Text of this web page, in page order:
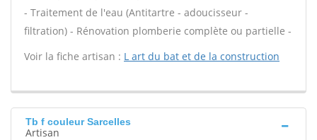
- Traitement de l'eau (Antitartre - adoucisseur -
filtration) - Rénovation plomberie complète ou partielle -
Voir la fiche artisan : L art du bat et de la construction
Tb f couleur Sarcelles
Artisan